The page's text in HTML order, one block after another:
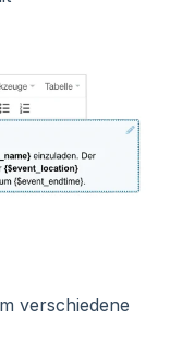
verschiedene